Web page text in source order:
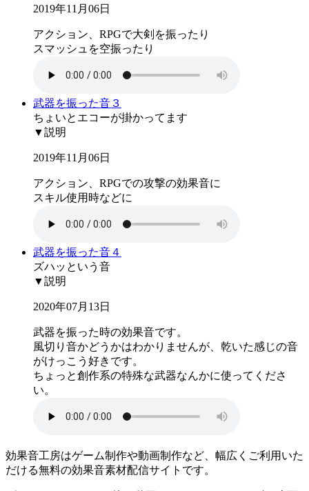
2019年11月06日
アクション、RPGで大剣を振ったり
スマッシュを空振ったり
武器を振った音３
ちょいとエコーが掛かってます
▼説明
2019年11月06日
アクション、RPGでの攻撃の効果音に
スキル使用時などに
武器を振った音４
ズハッという音
▼説明
2020年07月13日
武器を振った時の効果音です。
風切り音かどうかはわかりませんが、乾いた感じの音
がけっこう好きです。
ちょっと創作系の特殊な武器なんかに使ってくださ
い。
効果音工房はゲーム制作や動画制作など、幅広くご利用いた
だける無料の効果音素材配信サイトです。